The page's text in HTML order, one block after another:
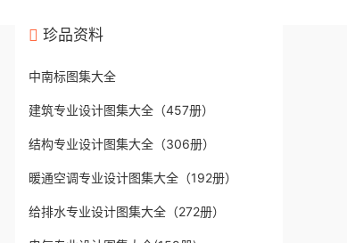
珍品资料
中南标图集大全
建筑专业设计图集大全（457册）
结构专业设计图集大全（306册）
暖通空调专业设计图集大全（192册）
给排水专业设计图集大全（272册）